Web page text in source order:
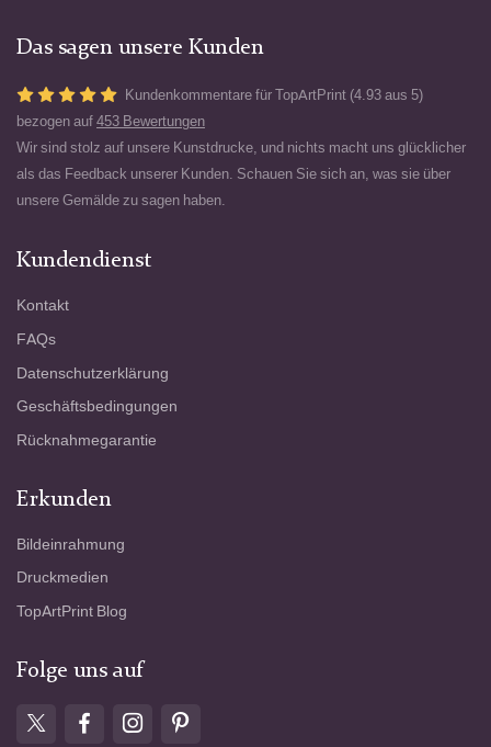
Das sagen unsere Kunden
Kundenkommentare für TopArtPrint (4.93 aus 5)
bezogen auf 453 Bewertungen
Wir sind stolz auf unsere Kunstdrucke, und nichts macht uns glücklicher
als das Feedback unserer Kunden. Schauen Sie sich an, was sie über
unsere Gemälde zu sagen haben.
Kundendienst
Kontakt
FAQs
Datenschutzerklärung
Geschäftsbedingungen
Rücknahmegarantie
Erkunden
Bildeinrahmung
Druckmedien
TopArtPrint Blog
Folge uns auf